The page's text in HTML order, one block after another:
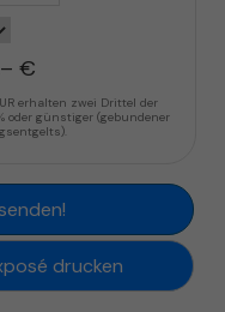
€
erhalten zwei Drittel der
oder günstiger (gebundener
drucken